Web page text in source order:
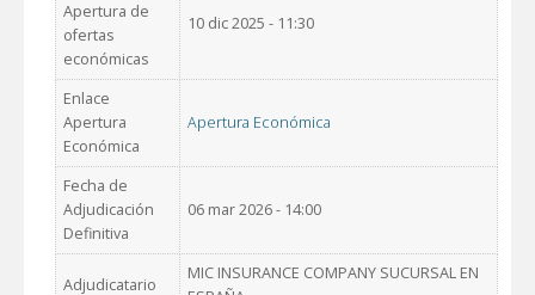
Apertura de
ofertas
económicas
10 dic 2025 - 11:30
Enlace
Apertura
Económica
Apertura Económica
Fecha de
Adjudicación
Definitiva
06 mar 2026 - 14:00
Adjudicatario
MIC INSURANCE COMPANY SUCURSAL EN